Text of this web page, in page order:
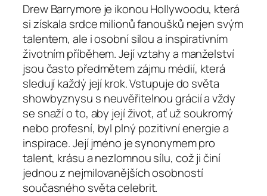
Drew Barrymore je ikonou Hollywoodu, která
si získala srdce milionů fanoušků nejen svým
talentem, ale i osobní silou a inspirativním
životním příběhem. Její vztahy a manželství
jsou často předmětem zájmu médií, která
sledují každý její krok. Vstupuje do světa
showbyznysu s neuvěřitelnou grácií a vždy
se snaží o to, aby její život, ať už soukromý
nebo profesní, byl plný pozitivní energie a
inspirace. Její jméno je synonymem pro
talent, krásu a nezlomnou sílu, což ji činí
jednou z nejmilovanějších osobností
současného světa celebrit.